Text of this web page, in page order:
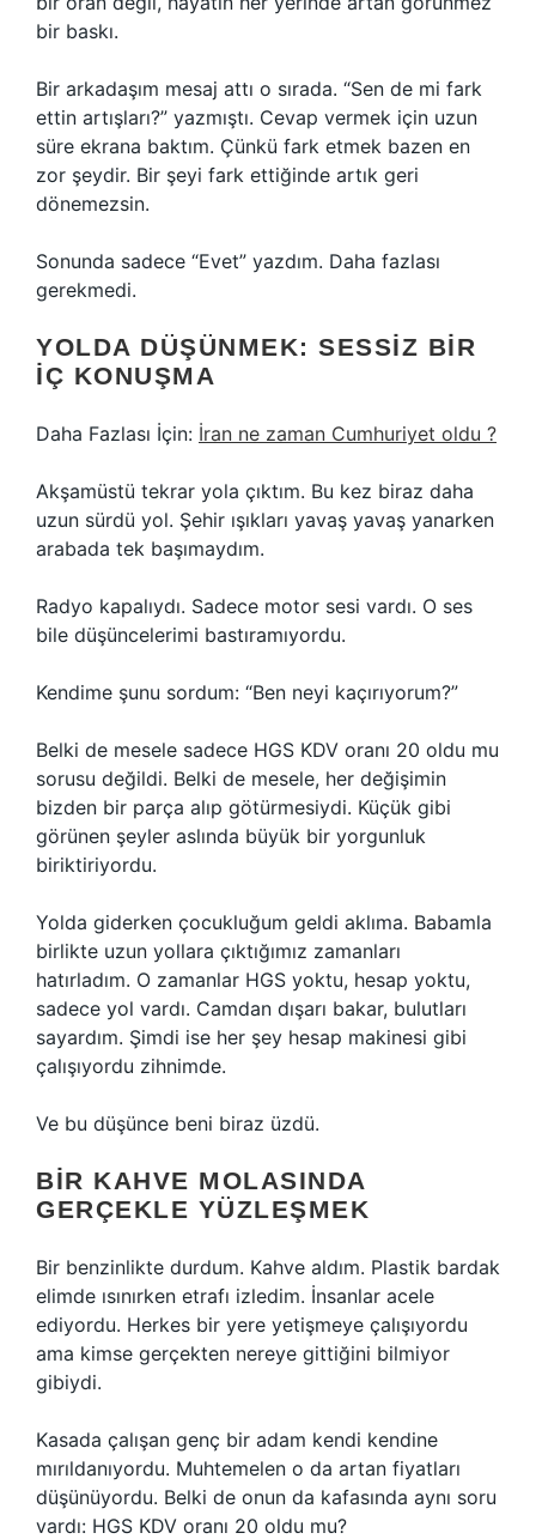
bir baskı.
Bir arkadaşım mesaj attı o sırada. “Sen de mi fark
ettin artışları?” yazmıştı. Cevap vermek için uzun
süre ekrana baktım. Çünkü fark etmek bazen en
zor şeydir. Bir şeyi fark ettiğinde artık geri
dönemezsin.
Sonunda sadece “Evet” yazdım. Daha fazlası
gerekmedi.
YOLDA DÜŞÜNMEK: SESSIZ BIR
İÇ KONUŞMA
Daha Fazlası İçin: İran ne zaman Cumhuriyet oldu ?
Akşamüstü tekrar yola çıktım. Bu kez biraz daha
uzun sürdü yol. Şehir ışıkları yavaş yavaş yanarken
arabada tek başımaydım.
Radyo kapalıydı. Sadece motor sesi vardı. O ses
bile düşüncelerimi bastıramıyordu.
Kendime şunu sordum: “Ben neyi kaçırıyorum?”
Belki de mesele sadece HGS KDV oranı 20 oldu mu
sorusu değildi. Belki de mesele, her değişimin
bizden bir parça alıp götürmesiydi. Küçük gibi
görünen şeyler aslında büyük bir yorgunluk
biriktiriyordu.
Yolda giderken çocukluğum geldi aklıma. Babamla
birlikte uzun yollara çıktığımız zamanları
hatırladım. O zamanlar HGS yoktu, hesap yoktu,
sadece yol vardı. Camdan dışarı bakar, bulutları
sayardım. Şimdi ise her şey hesap makinesi gibi
çalışıyordu zihnimde.
Ve bu düşünce beni biraz üzdü.
BIR KAHVE MOLASINDA
GERÇEKLE YÜZLEŞMEK
Bir benzinlikte durdum. Kahve aldım. Plastik bardak
elimde ısınırken etrafı izledim. İnsanlar acele
ediyordu. Herkes bir yere yetişmeye çalışıyordu
ama kimse gerçekten nereye gittiğini bilmiyor
gibiydi.
Kasada çalışan genç bir adam kendi kendine
mırıldanıyordu. Muhtemelen o da artan fiyatları
düşünüyordu. Belki de onun da kafasında aynı soru
vardı: HGS KDV oranı 20 oldu mu?